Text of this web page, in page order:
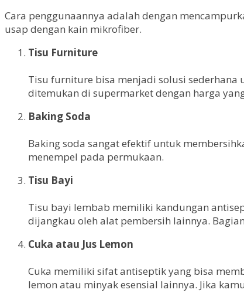
Cara penggunaannya adalah dengan
usap dengan kain mikrofiber.
Tisu Furniture
Tisu furniture bisa menjadi solusi sederhana
ditemukan di supermarket dengan harga
Baking Soda
Baking soda sangat efektif untuk
menempel pada permukaan.
Tisu Bayi
Tisu bayi lembab memiliki kandungan
dijangkau oleh alat pembersih lainnya.
Cuka atau Jus Lemon
Cuka memiliki sifat antiseptik yang bisa
lemon atau minyak esensial lainnya. Jika